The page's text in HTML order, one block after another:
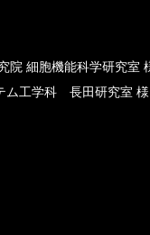
院 細胞機能科学研究室
ム工学科 長田研究室 様